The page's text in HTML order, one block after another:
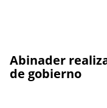
Abinader
de gobierno